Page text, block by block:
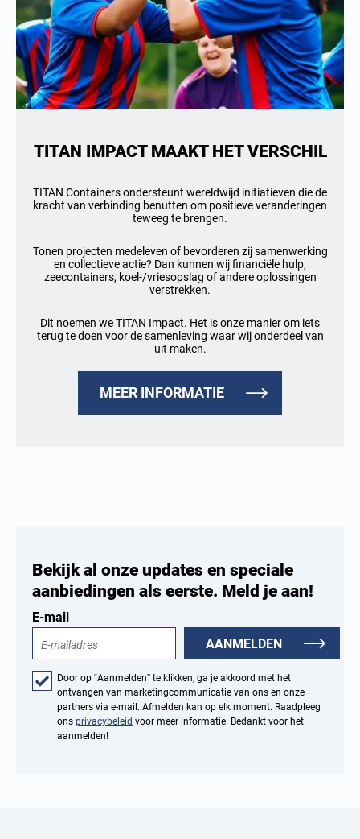
TITAN IMPACT MAAKT HET VERSCHIL
TITAN Containers ondersteunt wereldwijd initiatieven die de
kracht van verbinding benutten om positieve veranderingen
teweeg te brengen.
Tonen projecten medeleven of bevorderen zij samenwerking
en collectieve actie? Dan kunnen wij financiële hulp,
zeecontainers, koel-/vriesopslag of andere oplossingen
verstrekken.
Dit noemen we TITAN Impact. Het is onze manier om iets
terug te doen voor de samenleving waar wij onderdeel van
uit maken.
MEER INFORMATIE
Bekijk al onze updates en speciale
aanbiedingen als eerste. Meld je aan!
E-mail
AANMELDEN
Door op “Aanmelden” te klikken, ga je akkoord met het
ontvangen van marketingcommunicatie van ons en onze
partners via e-mail. Afmelden kan op elk moment. Raadpleeg
ons privacybeleid voor meer informatie. Bedankt voor het
aanmelden!